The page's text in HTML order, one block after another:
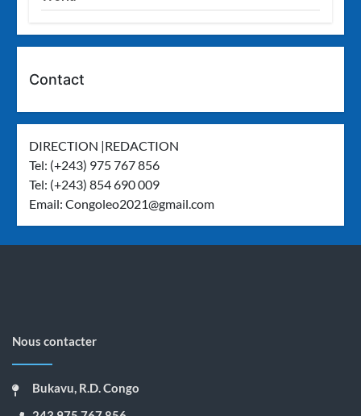
Contact
DIRECTION |REDACTION
Tel: (+243) 975 767 856
Tel: (+243) 854 690 009
Email:Congoleo2021@gmail.com
Nous contacter
Bukavu, R.D. Congo